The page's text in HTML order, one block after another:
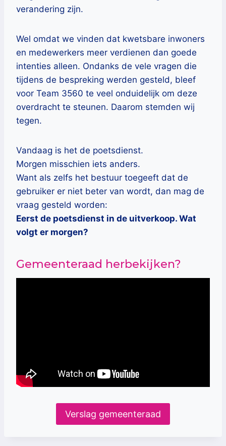
verandering zijn.
Wel omdat we vinden dat kwetsbare inwoners
en medewerkers meer verdienen dan goede
intenties alleen. Ondanks de vele vragen die
tijdens de bespreking werden gesteld, bleef
voor Team 3560 te veel onduidelijk om deze
overdracht te steunen. Daarom stemden wij
tegen.
Vandaag is het de poetsdienst.
Morgen misschien iets anders.
Want als zelfs het bestuur toegeeft dat de
gebruiker er niet beter van wordt, dan mag de
vraag gesteld worden:
Eerst de poetsdienst in de uitverkoop. Wat
volgt er morgen?
Gemeenteraad herbekijken?
Verslag gemeenteraad